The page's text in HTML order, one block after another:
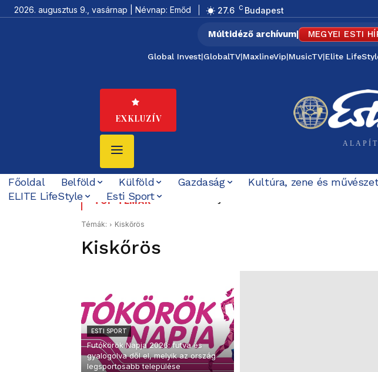
2026. augusztus 9., vasárnap | Névnap: Emőd 27.6 C Budapest
Múltidéző archívum| MEGYEI ESTI
Global Invest|GlobalTV|MaxlineVip|MusicTV|Elite
EXKLUZÍV
Főoldal Belföld Külföld Gazdaság Kultúra, zene és
ELITE LifeStyle
Esti Sport
TOP TÉMÁKKilenc halottja van a thaiföldi iskolai
Témák: Kiskőrös
Kiskőrös
ESTI SPORT
Futókörök Napja 2026: futva és
gyalogolva dől el, melyik az ország
legsportosabb települése